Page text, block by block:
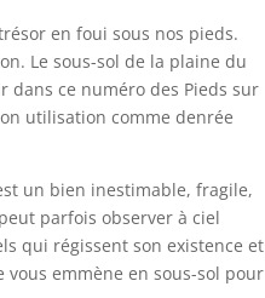
en foui sous nos pieds.
Le sous-sol de la plaine du
dans ce numéro des Pieds sur
utilisation comme denrée
un bien inestimable, fragile,
parfois observer à ciel
qui régissent son existence et
vous emmène en sous-sol pour